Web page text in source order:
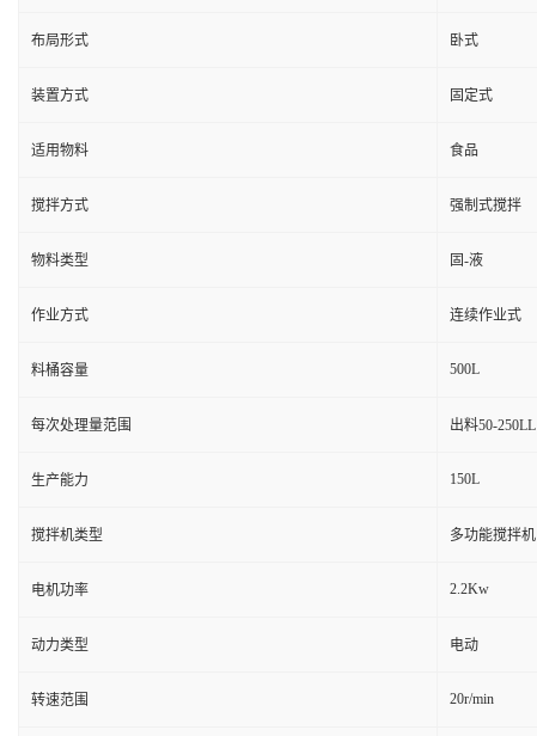
布局形式 卧式
装置方式 固定式
适用物料 食品
搅拌方式 强制式搅拌
物料类型 固-液
作业方式 连续作业式
料桶容量 500L
每次处理量范围 出料50-250LL
生产能力 150L
搅拌机类型 多功能搅拌机
电机功率 2.2Kw
动力类型 电动
转速范围 20r/min